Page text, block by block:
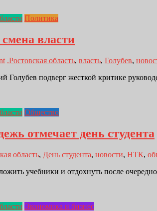
Политика
власти
.Ростовская область, власть, Голубев,
Голубев подверг жесткой критике
Общество
отмечает день студента
область, День студента, новости, НТК,
учебники и отдохнуть после
Экономика и бизнес